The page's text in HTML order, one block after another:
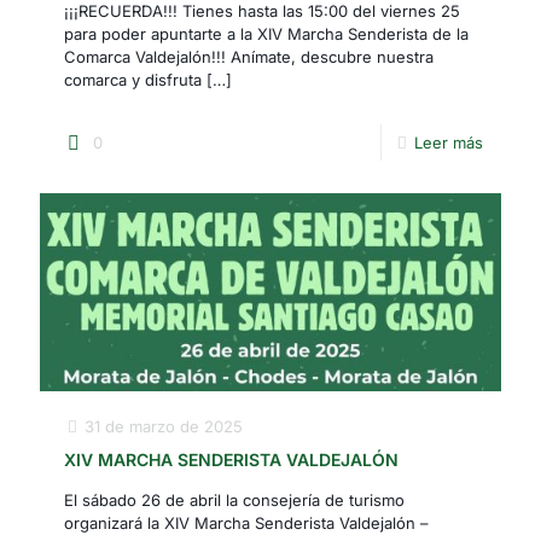
¡¡¡RECUERDA!!! Tienes hasta las 15:00 del viernes 25
para poder apuntarte a la XIV Marcha Senderista de la
Comarca Valdejalón!!! Anímate, descubre nuestra
comarca y disfruta […]
0 Leer más
31 de marzo de 2025
XIV MARCHA SENDERISTA VALDEJALÓN
El sábado 26 de abril la consejería de turismo
organizará la XIV Marcha Senderista Valdejalón –